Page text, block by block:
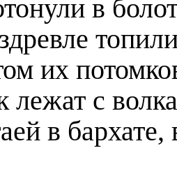
в
их
лежат с
в бархате,